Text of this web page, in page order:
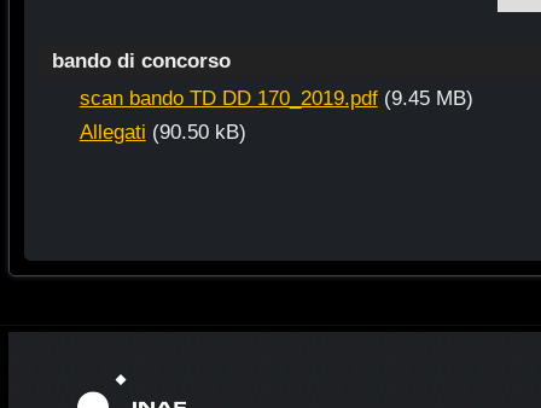
bando di concorso
scan bando TD DD 170_2019.pdf (9.45 MB)
Allegati (90.50 kB)